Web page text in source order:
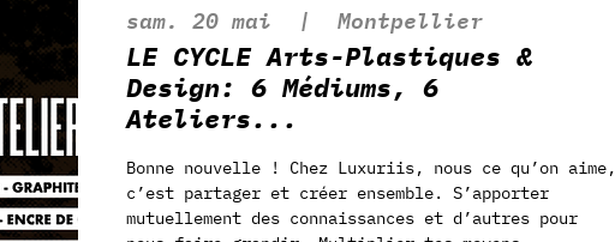
sam. 20 mai
  |
Montpellier
LE CYCLE Arts-Plastiques &
Design: 6 Médiums, 6
Ateliers...
Bonne nouvelle ! Chez Luxuriis, nous ce qu’on aime,
c’est partager et créer ensemble. S’apporter
mutuellement des connaissances et d’autres pour